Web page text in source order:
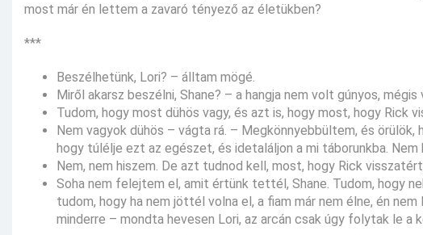
most már én lettem a zavaró tényező az életükben?
***
Beszélhetünk, Lori? – álltam mögé.
Miről akarsz beszélni, Shane? – a hangja nem volt gúnyos,
Tudom, hogy most dühös vagy, és azt is, hogy most, hogy Rick
Nem vagyok dühös – vágta rá. – Megkönnyebbültem, és
hogy túlélje ezt az egészet, és idetaláljon a mi táborunkba.
Nem, nem hiszem. De azt tudnod kell, most, hogy Rick
Soha nem felejtem el, amit értünk tettél, Shane. Tudom, hogy
tudom, hogy ha nem jöttél volna el, a fiam már nem élne, én
minderre – mondta hevesen Lori, az arcán csak úgy folytak le a